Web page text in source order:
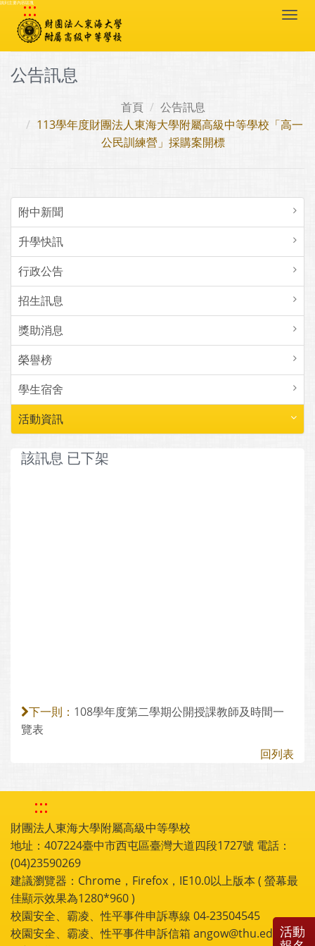
跳到主要內容區塊
:::
公告訊息
首頁
公告訊息
113學年度財團法人東海大學附屬高級中等學校「高一
公民訓練營」採購案開標
附中新聞
升學快訊
行政公告
招生訊息
獎助消息
榮譽榜
學生宿舍
活動資訊
該訊息 已下架
下一則： 108學年度第二學期公開授課教師及時間一
覽表
回列表
:::
財團法人東海大學附屬高級中等學校
地址：407224臺中市西屯區臺灣大道四段1727號 電話：
(04)23590269
建議瀏覽器：Chrome，Firefox，IE10.0以上版本 ( 螢幕最
佳顯示效果為1280*960 )
校園安全、霸凌、性平事件申訴專線 04-23504545
校園安全、霸凌、性平事件申訴信箱 angow@thu.edu.tw
活動